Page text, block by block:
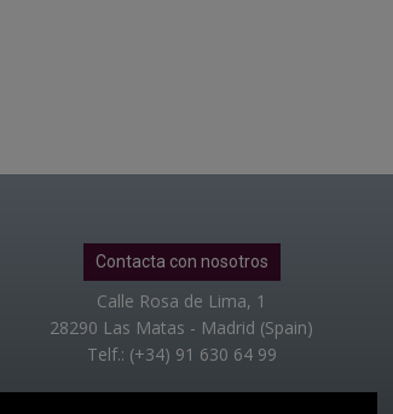
Contacta con nosotros
Calle Rosa de Lima, 1
28290 Las Matas - Madrid (Spain)
Telf.: (+34) 91 630 64 99